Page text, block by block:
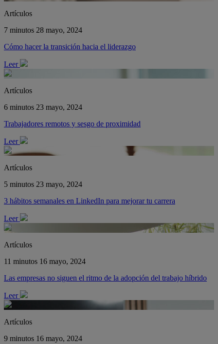
Artículos
7 minutos 28 mayo, 2024
Cómo hacer la transición hacia el liderazgo
Leer
Artículos
6 minutos 23 mayo, 2024
Trabajadores remotos y sesgo de proximidad
Leer
Artículos
5 minutos 23 mayo, 2024
3 hábitos semanales en LinkedIn para mejorar tu carrera
Leer
Artículos
11 minutos 16 mayo, 2024
Las empresas no siguen el ritmo de la adopción del trabajo híbrido
Leer
Artículos
9 minutos 16 mayo, 2024